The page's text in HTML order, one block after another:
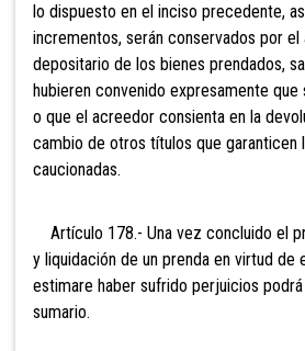
lo dispuesto en el inciso precedente,
incrementos, serán conservados por el
depositario de los bienes prendados,
hubieren convenido expresamente
o que el acreedor consienta en la
cambio de otros títulos que garanticen
caucionadas.
Artículo 178.- Una vez concluido el
y liquidación de un prenda en virtud de
estimare haber sufrido perjuicios
sumario.